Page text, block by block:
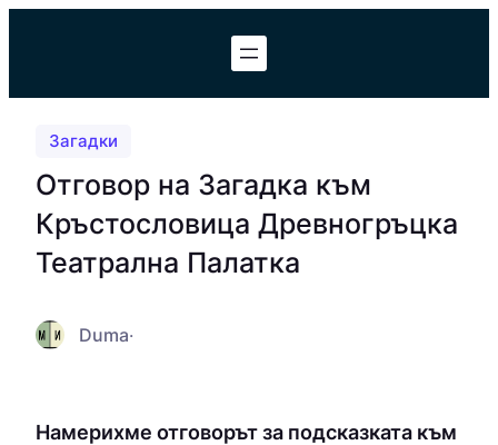
Загадки
Отговор на Загадка към
Кръстословица Древногръцка
Театрална Палатка
Duma·
Намерихме отговорът за подсказката към